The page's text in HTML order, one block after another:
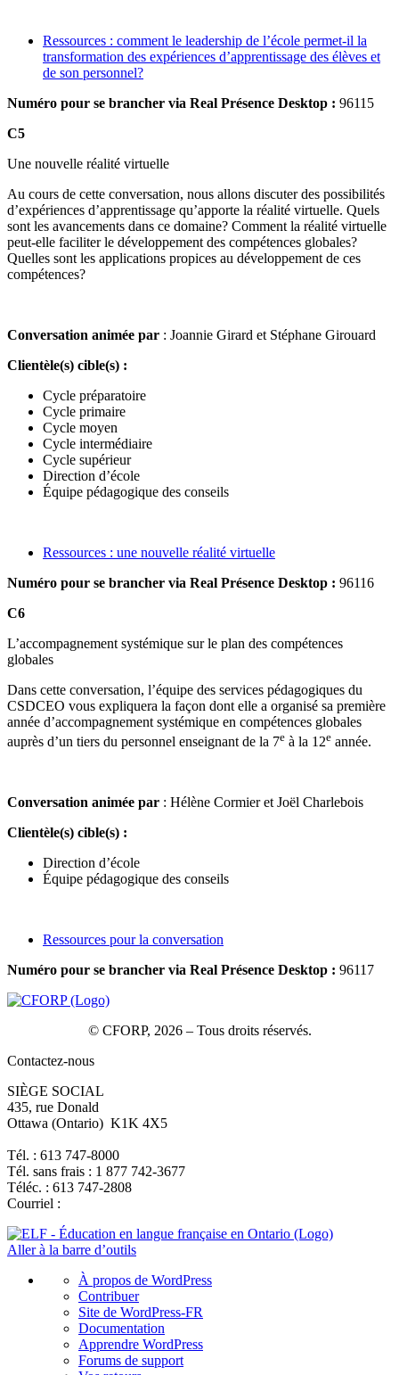
Ressources : comment le leadership de l’école permet-il la
transformation des expériences d’apprentissage des élèves et
de son personnel?
Numéro pour se brancher via Real Présence Desktop : 96115
C5
Une nouvelle réalité virtuelle
Au cours de cette conversation, nous allons discuter des possibilités
d’expériences d’apprentissage qu’apporte la réalité virtuelle. Quels
sont les avancements dans ce domaine? Comment la réalité virtuelle
peut-elle faciliter le développement des compétences globales?
Quelles sont les applications propices au développement de ces
compétences?
Conversation animée par : Joannie Girard et Stéphane Girouard
Clientèle(s) cible(s) :
Cycle préparatoire
Cycle primaire
Cycle moyen
Cycle intermédiaire
Cycle supérieur
Direction d’école
Équipe pédagogique des conseils
Ressources : une nouvelle réalité virtuelle
Numéro pour se brancher via Real Présence Desktop : 96116
C6
L’accompagnement systémique sur le plan des compétences
globales
Dans cette conversation, l’équipe des services pédagogiques du
CSDCEO vous expliquera la façon dont elle a organisé sa première
année d’accompagnement systémique en compétences globales
auprès d’un tiers du personnel enseignant de la 7e à la 12e année.
Conversation animée par : Hélène Cormier et Joël Charlebois
Clientèle(s) cible(s) :
Direction d’école
Équipe pédagogique des conseils
Ressources pour la conversation
Numéro pour se brancher via Real Présence Desktop : 96117
© CFORP, 2026 – Tous droits réservés.
Contactez-nous
SIÈGE SOCIAL
435, rue Donald
Ottawa (Ontario) K1K 4X5
Tél. : 613 747-8000
Tél. sans frais : 1 877 742-3677
Téléc. : 613 747-2808
Courriel :
Aller à la barre d’outils
propos
WordPress
À propos de WordPress
Contribuer
Site de WordPress-FR
Documentation
Apprendre WordPress
Forums de support